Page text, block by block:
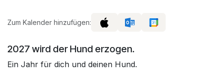
Zum Kalender hinzufügen:
2027 wird der Hund erzogen.
Ein Jahr für dich und deinen Hund.